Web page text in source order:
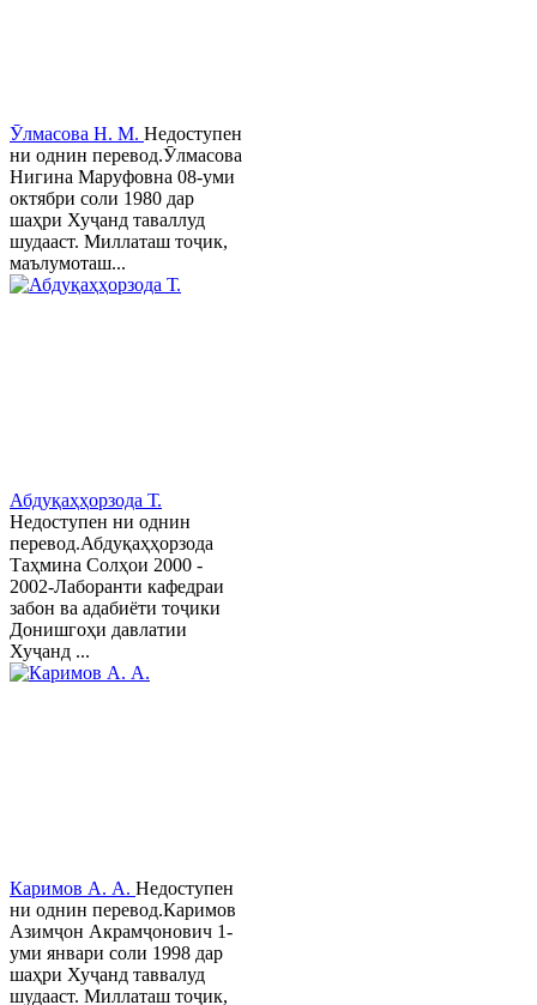
Ӯлмасова Н. М. Недоступен
ни однин перевод.Ӯлмасова
Нигина Маруфовна 08-уми
октябри соли 1980 дар
шаҳри Хуҷанд таваллуд
шудааст. Миллаташ тоҷик,
маълумоташ...
Абдуқаҳҳорзода Т.
Недоступен ни однин
перевод.Абдуқаҳҳорзода
Таҳмина Солҳои 2000 -
2002-Лаборанти кафедраи
забон ва адабиёти тоҷики
Донишгоҳи давлатии
Хуҷанд ...
Каримов А. А. Недоступен
ни однин перевод.Каримов
Азимҷон Акрамҷонович 1-
уми январи соли 1998 дар
шаҳри Хуҷанд таввалуд
шудааст. Миллаташ тоҷик,